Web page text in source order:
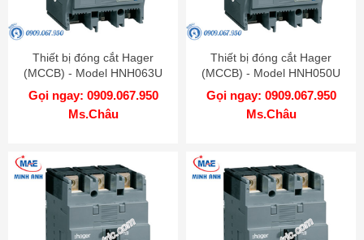
Thiết bị đóng cắt Hager
(MCCB) - Model HNH063U
Gọi ngay: 0909.067.950
Ms.Châu
Thiết bị đóng cắt Hager
(MCCB) - Model HNH050U
Gọi ngay: 0909.067.950
Ms.Châu